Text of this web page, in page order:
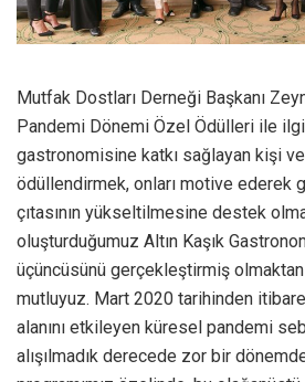
Mutfak Dostları Derneği Başkanı
Pandemi Dönemi Özel Ödülleri ile
gastronomisine katkı sağlayan kişi ve
ödüllendirmek, onları motive ederek
çıtasının yükseltilmesine destek
oluşturduğumuz Altın Kaşık
üçüncüsünü gerçekleştirmiş
mutluyuz. Mart 2020 tarihinden
alanını etkileyen küresel pandemi
alışılmadık derecede zor bir